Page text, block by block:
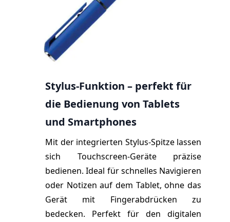
Stylus-Funktion – perfekt für
die Bedienung von Tablets
und Smartphones
Mit der integrierten Stylus-Spitze lassen
sich Touchscreen-Geräte präzise
bedienen. Ideal für schnelles Navigieren
oder Notizen auf dem Tablet, ohne das
Gerät mit Fingerabdrücken zu
bedecken. Perfekt für den digitalen